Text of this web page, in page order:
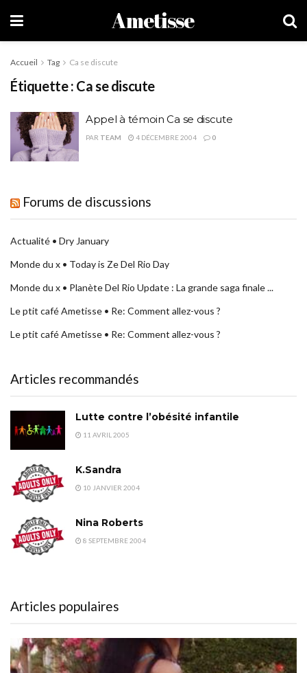
Ametisse
Accueil Tag Ca se discute
Étiquette : Ca se discute
Appel à témoin Ca se discute
PAR TEAM 4 DÉCEMBRE 2004 0
Forums de discussions
Actualité • Dry January
Monde du x • Today is Ze Del Rio Day
Monde du x • Planète Del Rio Update : La grande saga finale ...
Le ptit café Ametisse • Re: Comment allez-vous ?
Le ptit café Ametisse • Re: Comment allez-vous ?
Articles recommandés
Lutte contre l’obésité infantile
11 AVRIL 2005
K.Sandra
10 JANVIER 2004
Nina Roberts
8 SEPTEMBRE 2004
Articles populaires